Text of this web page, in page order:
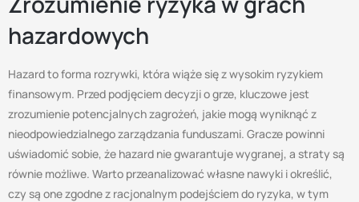
hazardowych
Hazard to forma rozrywki, która wiąże się z wysokim ryzykiem
finansowym. Przed podjęciem decyzji o grze, kluczowe jest
zrozumienie potencjalnych zagrożeń, jakie mogą wyniknąć z
nieodpowiedzialnego zarządzania funduszami. Gracze powinni
uświadomić sobie, że hazard nie gwarantuje wygranej, a straty są
równie możliwe. Warto przeanalizować własne nawyki i określić,
czy są one zgodne z racjonalnym podejściem do ryzyka, w tym